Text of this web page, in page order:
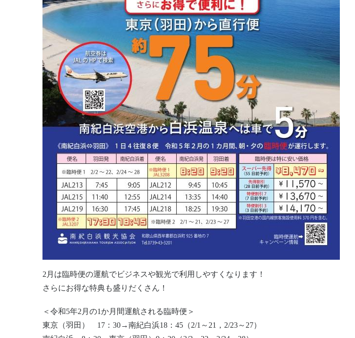
2月は臨時便の運航でビジネスや観光で利用しやすくなります！
さらにお得な特典も盛りだくさん！
＜令和5年2月の1か月間運航される臨時便＞
東京（羽田） 17：30→南紀白浜18：45（2/1～21，2/23～27）